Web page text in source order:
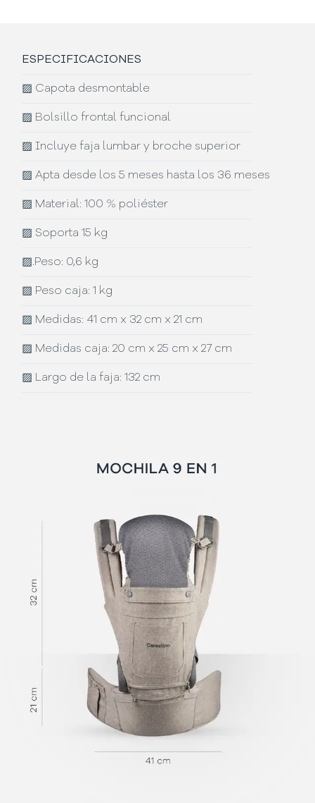
ESPECIFICACIONES
▨ Capota desmontable
▨ Bolsillo frontal funcional
▨ Incluye faja lumbar y broche superior
▨ Apta desde los 5 meses hasta los 36 meses
▨ Material: 100 % poliéster
▨ Soporta 15 kg
▨.Peso: 0,6 kg
▨ Peso caja: 1 kg
▨ Medidas: 41 cm x 32 cm x 21 cm
▨ Medidas caja: 20 cm x 25 cm x 27 cm
▨ Largo de la faja: 132 cm